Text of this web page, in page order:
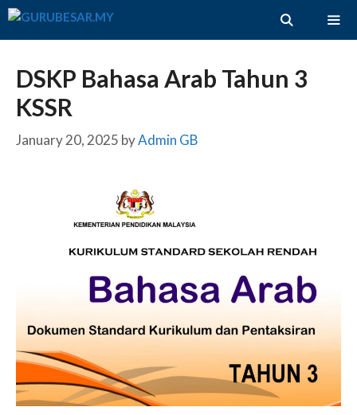
Skip
DSKP Bahasa Arab Tahun 3
KSSR
January 20, 2025 byAdmin GB